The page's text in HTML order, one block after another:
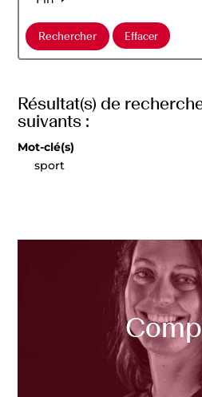
Résultat(s) de
suivants :
Mot-clé(s)
sport